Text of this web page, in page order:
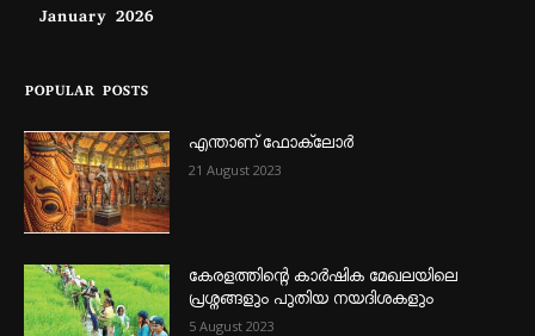
January 2026
POPULAR POSTS
എന്താണ്‌ ഫോക്‌ലോർ
21 August 2023
കേരളത്തിന്റെ കാർഷിക മേഖലയിലെ
പ്രശ്നങ്ങളും പുതിയ നയദിശകളും
5 August 2023